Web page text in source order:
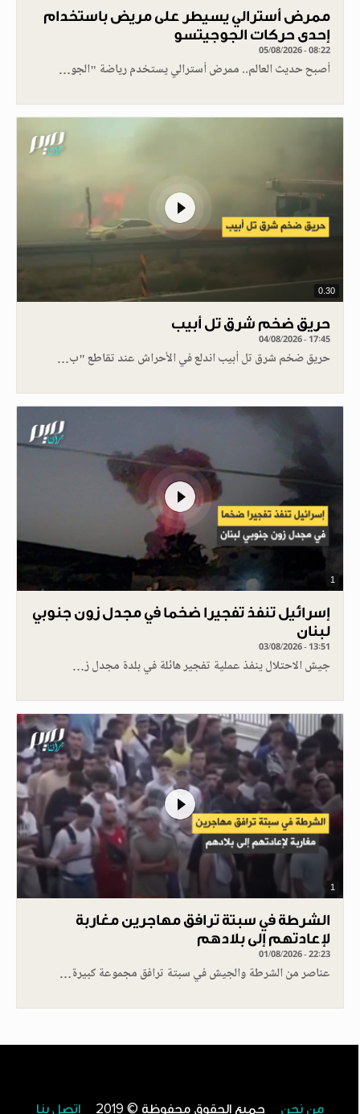
ممرض أسترالي يسيطر على مريض باستخدام
إحدى حركات الجوجيتسو
05/08/2026 - 08:22
أصبح حديث العالم.. ممرض أسترالي يستخدم رياضة "الجو…
0.30
حريق ضخم شرق تل أبيب
04/08/2026 - 17:45
حريق ضخم شرق تل أبيب اندلع في الأحراش عند تقاطع "ب…
1
إسرائيل تنفذ تفجيرا ضخما في مجدل زون جنوبي
لبنان
03/08/2026 - 13:51
جيش الاحتلال ينفذ عملية تفجير هائلة في بلدة مجدل ز…
1
الشرطة في سبتة ترافق مهاجرين مغاربة
لإعادتهم إلى بلادهم
01/08/2026 - 22:23
عناصر من الشرطة والجيش في سبتة ترافق مجموعة كبيرة…
من نحن جميع الحقوق محفوظة © 2019 اتصل بنا